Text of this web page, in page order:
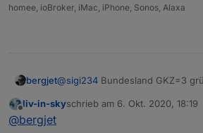
               case 3:
homee, ioBroker, iMac, iPhone, Sonos, Alaxa
bergjet@sigi234 Bundesland GKZ=3
Offline
liv-in-skyschrieb am 6. Okt. 2020, 18:19
zuletzt editiert von
@bergjet